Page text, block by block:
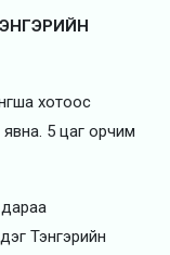
хотоос
5 цаг орчим
Тэнгэрийн